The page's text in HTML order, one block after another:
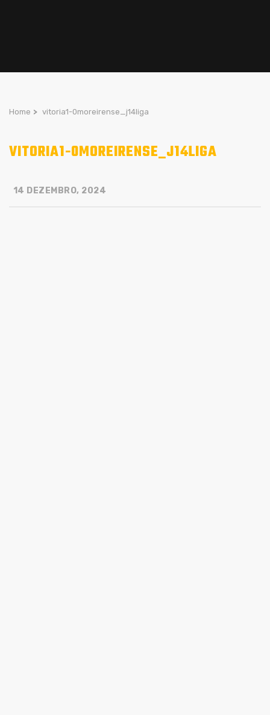
Home > vitoria1-0moreirense_j14liga
VITORIA1-0MOREIRENSE_J14LIGA
14 DEZEMBRO, 2024